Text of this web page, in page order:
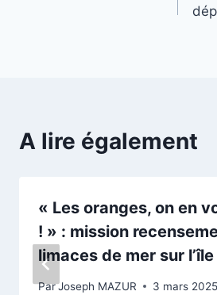
A lire également
« Les oranges, on en
! » : mission
limaces de mer sur l’île
ParJoseph MAZUR 3 mars 2025